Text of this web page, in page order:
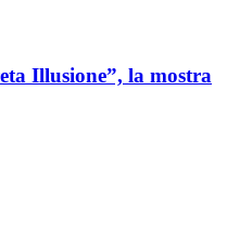
Illusione”, la mostra